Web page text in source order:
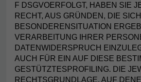
F DSGVOERFOLGT, HABEN SIE
RECHT, AUS GRÜNDEN, DIE
BESONDERENSITUATION
VERARBEITUNG IHRER
DATENWIDERSPRUCH
AUCH FÜR EIN AUF DIESE
GESTÜTZTESPROFILING. DIE
RECHTSGRUNDLAGE, AUF